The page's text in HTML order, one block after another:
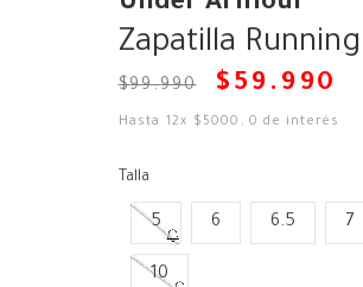
Zapatilla
$99.990 $ 59 . 990
Hasta 12x $ 5000 ,0 de interés
Talla
5 6 6.5 7
10